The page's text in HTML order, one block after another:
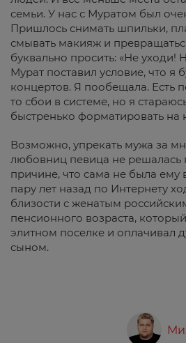
семьи. У нас с Муратом был
Пришлось снимать шпильки,
смывать макияж и
буквально просить: «Не уходи!
Мурат поставил условие, что я
концертов. Я пообещала. Есть
то сбои в системе, но я
быстренько форматировать на
Возможно, упрекать мужа за
любовниц певица не решалась
причине, что сама не была ему
пару лет назад по Интернету
близости с женатым
пенсионного возраста,
элитном поселке и оплачивал
сыном.